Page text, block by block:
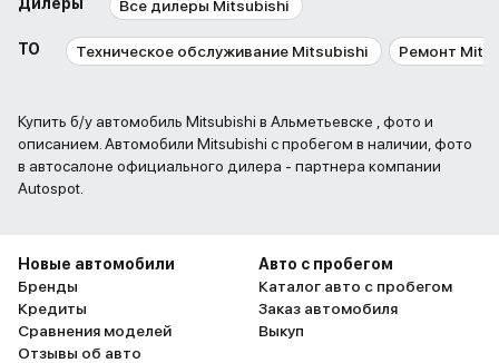
Все дилеры Mitsubishi
ТО Техническое обслуживание Mitsubishi Ремонт
Купить б/у автомобиль Mitsubishi в Альметьевске , фото и
описанием. Автомобили Mitsubishi с пробегом в наличии, фото
в автосалоне официального дилера - партнера компании
Autospot.
Новые автомобили
Бренды
Кредиты
Сравнения моделей
Отзывы об авто
Авто с пробегом
Каталог авто с пробегом
Заказ автомобиля
Выкуп